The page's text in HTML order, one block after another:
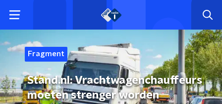
Fragment
Stand.nl: Vrachtwagenchauffeurs
moeten strenger worden